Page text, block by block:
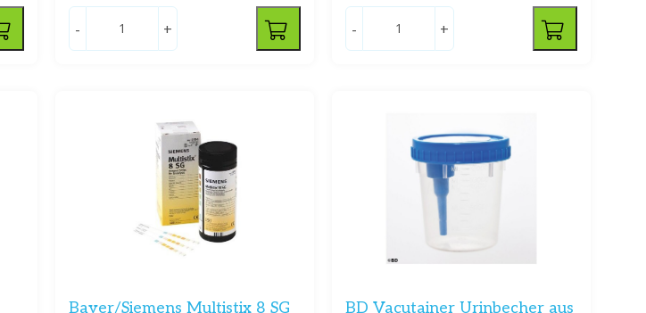
- + - +
Bayer/Siemens Multistix 8 SG
BD Vacutainer Urinbecher aus